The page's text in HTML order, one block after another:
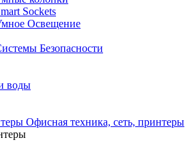
Sockets
Освещение
Безопасности
воды
Офисная техника, cеть, принтеры